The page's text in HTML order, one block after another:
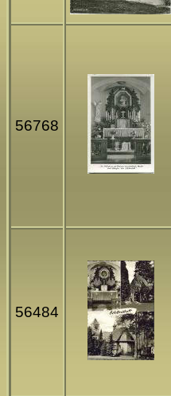
56768
56484